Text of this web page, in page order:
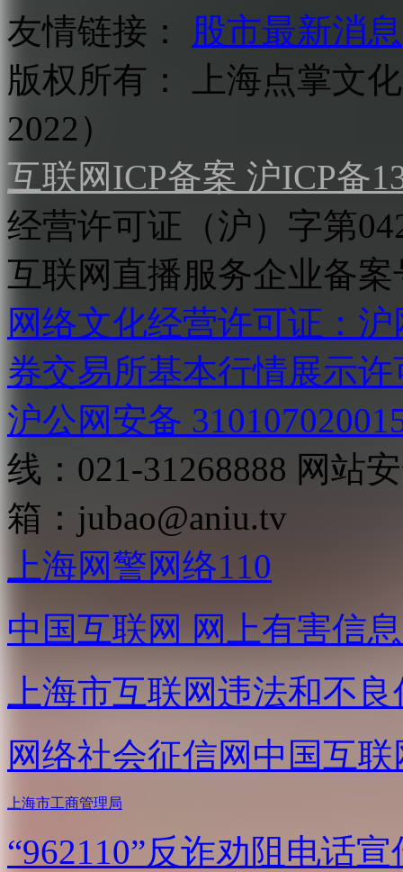
友情链接：
股市最新消息
版权所有：
上海点掌文
2022）
互联网ICP备案 沪ICP备
经营许可证（沪）字第
互联网直播服务企业备案
网络文化经营许可证：
券交易所基本行情展示许
沪公网安备
线：021-31268888 网站
箱： jubao@aniu.tv
上海网警网络110
中国互联网 网上有害信
上海市互联网违法和不
网络社会征信网 中国互
上海市工商管理局
“962110”反诈劝阻电话宣